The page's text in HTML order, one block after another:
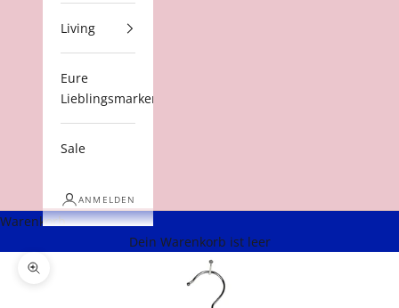
Living
Eure
Lieblingsmarken
Sale
ANMELDEN
Warenkorb
Dein Warenkorb ist leer
Bild vergrößern